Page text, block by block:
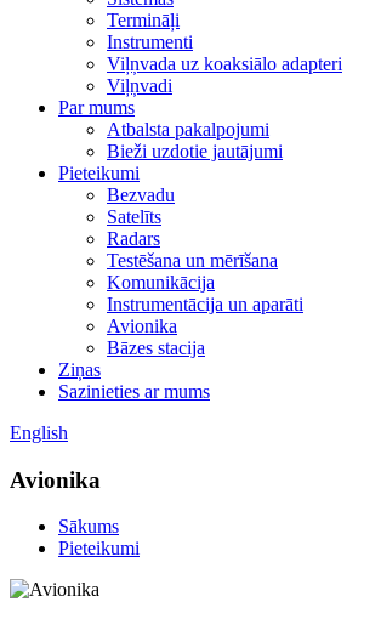
Termināļi
Instrumenti
Viļņvada uz koaksiālo adapteri
Viļņvadi
Par mums
Atbalsta pakalpojumi
Bieži uzdotie jautājumi
Pieteikumi
Bezvadu
Satelīts
Radars
Testēšana un mērīšana
Komunikācija
Instrumentācija un aparāti
Avionika
Bāzes stacija
Ziņas
Sazinieties ar mums
English
Avionika
Sākums
Pieteikumi